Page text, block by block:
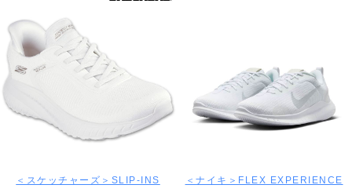
＜スケッチャーズ＞SLIP-INS
＜ナイキ＞FLEX EXPERIENCE